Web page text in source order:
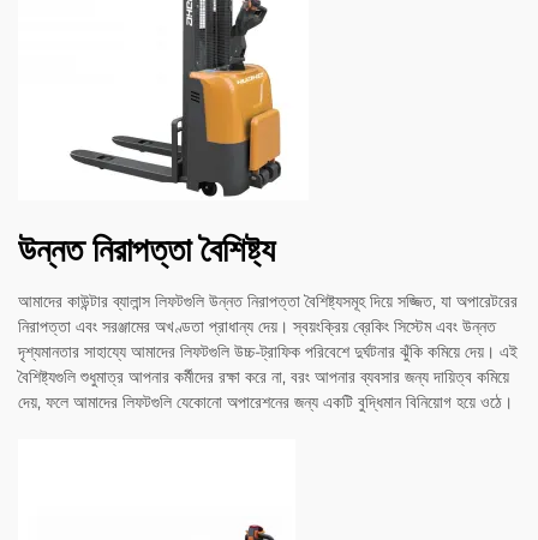
উন্নত নিরাপত্তা বৈশিষ্ট্য
আমাদের কাউন্টার ব্যালান্স লিফটগুলি উন্নত নিরাপত্তা বৈশিষ্ট্যসমূহ দিয়ে সজ্জিত, যা অপারেটরের
নিরাপত্তা এবং সরঞ্জামের অখণ্ডতা প্রাধান্য দেয়। স্বয়ংক্রিয় ব্রেকিং সিস্টেম এবং উন্নত
দৃশ্যমানতার সাহায্যে আমাদের লিফটগুলি উচ্চ-ট্রাফিক পরিবেশে দুর্ঘটনার ঝুঁকি কমিয়ে দেয়। এই
বৈশিষ্ট্যগুলি শুধুমাত্র আপনার কর্মীদের রক্ষা করে না, বরং আপনার ব্যবসার জন্য দায়িত্ব কমিয়ে
দেয়, ফলে আমাদের লিফটগুলি যেকোনো অপারেশনের জন্য একটি বুদ্ধিমান বিনিয়োগ হয়ে ওঠে।